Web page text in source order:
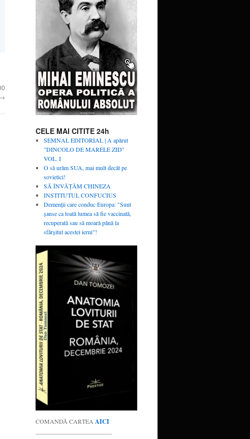
→
CELE MAI CITITE 24h
SEMNAL EDITORIAL | A apărut
"DINCOLO DE MARELE ZID"
VOL. I
O să urâm SUA, mai mult decât pe
sovietici!
SĂ ÎNVĂŢĂM CHINEZA
INSTITUTUL CONFUCIUS
Demenții care conduc Europa: "Sunt
șanse ca toată lumea să fie vaccinată,
recuperată sau să moară până la
sfârșitul acestei ierni"!
COMANDĂ CARTEA AICI